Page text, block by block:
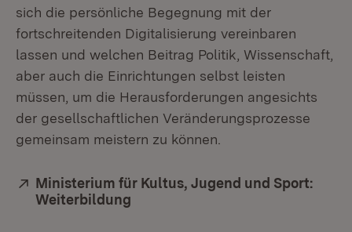
sich die persönliche Begegnung mit der
fortschreitenden Digitalisierung vereinbaren
lassen und welchen Beitrag Politik, Wissenschaft,
aber auch die Einrichtungen selbst leisten
müssen, um die Herausforderungen angesichts
der gesellschaftlichen Veränderungsprozesse
gemeinsam meistern zu können.
Extern:
Ministerium für Kultus, Jugend und Sport:
Weiterbildung